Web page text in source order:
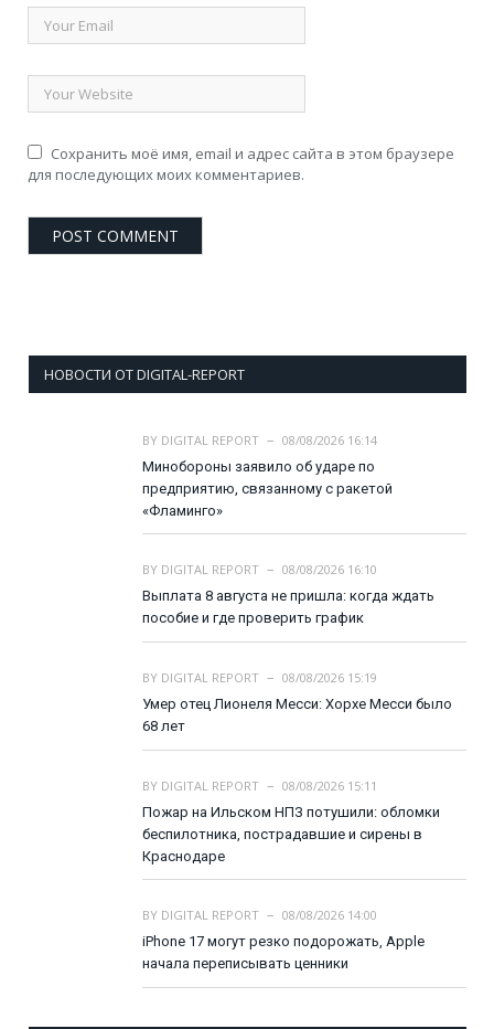
Сохранить моё имя, email и адрес сайта в этом браузере
для последующих моих комментариев.
НОВОСТИ ОТ DIGITAL-REPORT
BY DIGITAL REPORT
08/08/2026 16:14
Минобороны заявило об ударе по
предприятию, связанному с ракетой
«Фламинго»
BY DIGITAL REPORT
08/08/2026 16:10
Выплата 8 августа не пришла: когда ждать
пособие и где проверить график
BY DIGITAL REPORT
08/08/2026 15:19
Умер отец Лионеля Месси: Хорхе Месси было
68 лет
BY DIGITAL REPORT
08/08/2026 15:11
Пожар на Ильском НПЗ потушили: обломки
беспилотника, пострадавшие и сирены в
Краснодаре
BY DIGITAL REPORT
08/08/2026 14:00
iPhone 17 могут резко подорожать, Apple
начала переписывать ценники